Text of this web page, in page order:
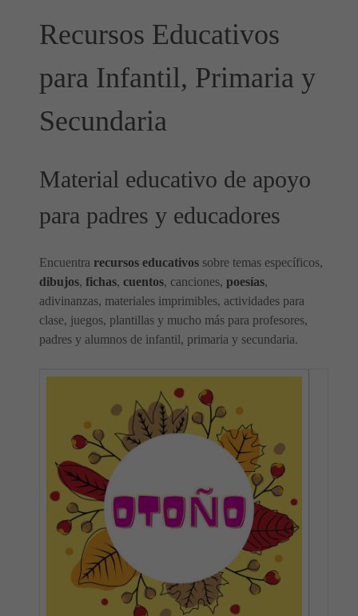
Recursos Educativos
para Infantil, Primaria y
Secundaria
Material educativo de apoyo
para padres y educadores
Encuentra recursos educativos sobre temas específicos,
dibujos, fichas, cuentos, canciones, poesías,
adivinanzas, materiales imprimibles, actividades para
clase, juegos, plantillas y mucho más para profesores,
padres y alumnos de infantil, primaria y secundaria.